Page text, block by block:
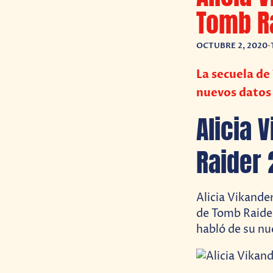
Tomb
OCTUBRE 2, 2020•
La secuela
nuevos
Alicia
Raider
Alicia
de Tomb
habló de su